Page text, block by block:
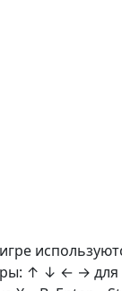
↑ ↓ ← → для